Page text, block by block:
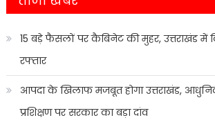
15 बड़े फैसलों पर कैबिनेट की मुहर, उत्तराखंड में
रफ्तार
आपदा के खिलाफ मजबूत होगा उत्तराखंड,
प्रशिक्षण पर सरकार का बड़ा दांव